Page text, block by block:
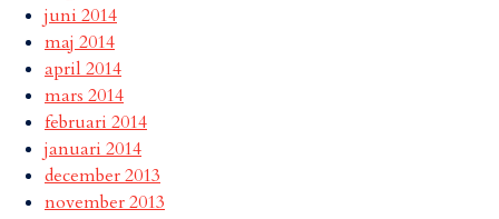
juni 2014
maj 2014
april 2014
mars 2014
februari 2014
januari 2014
december 2013
november 2013